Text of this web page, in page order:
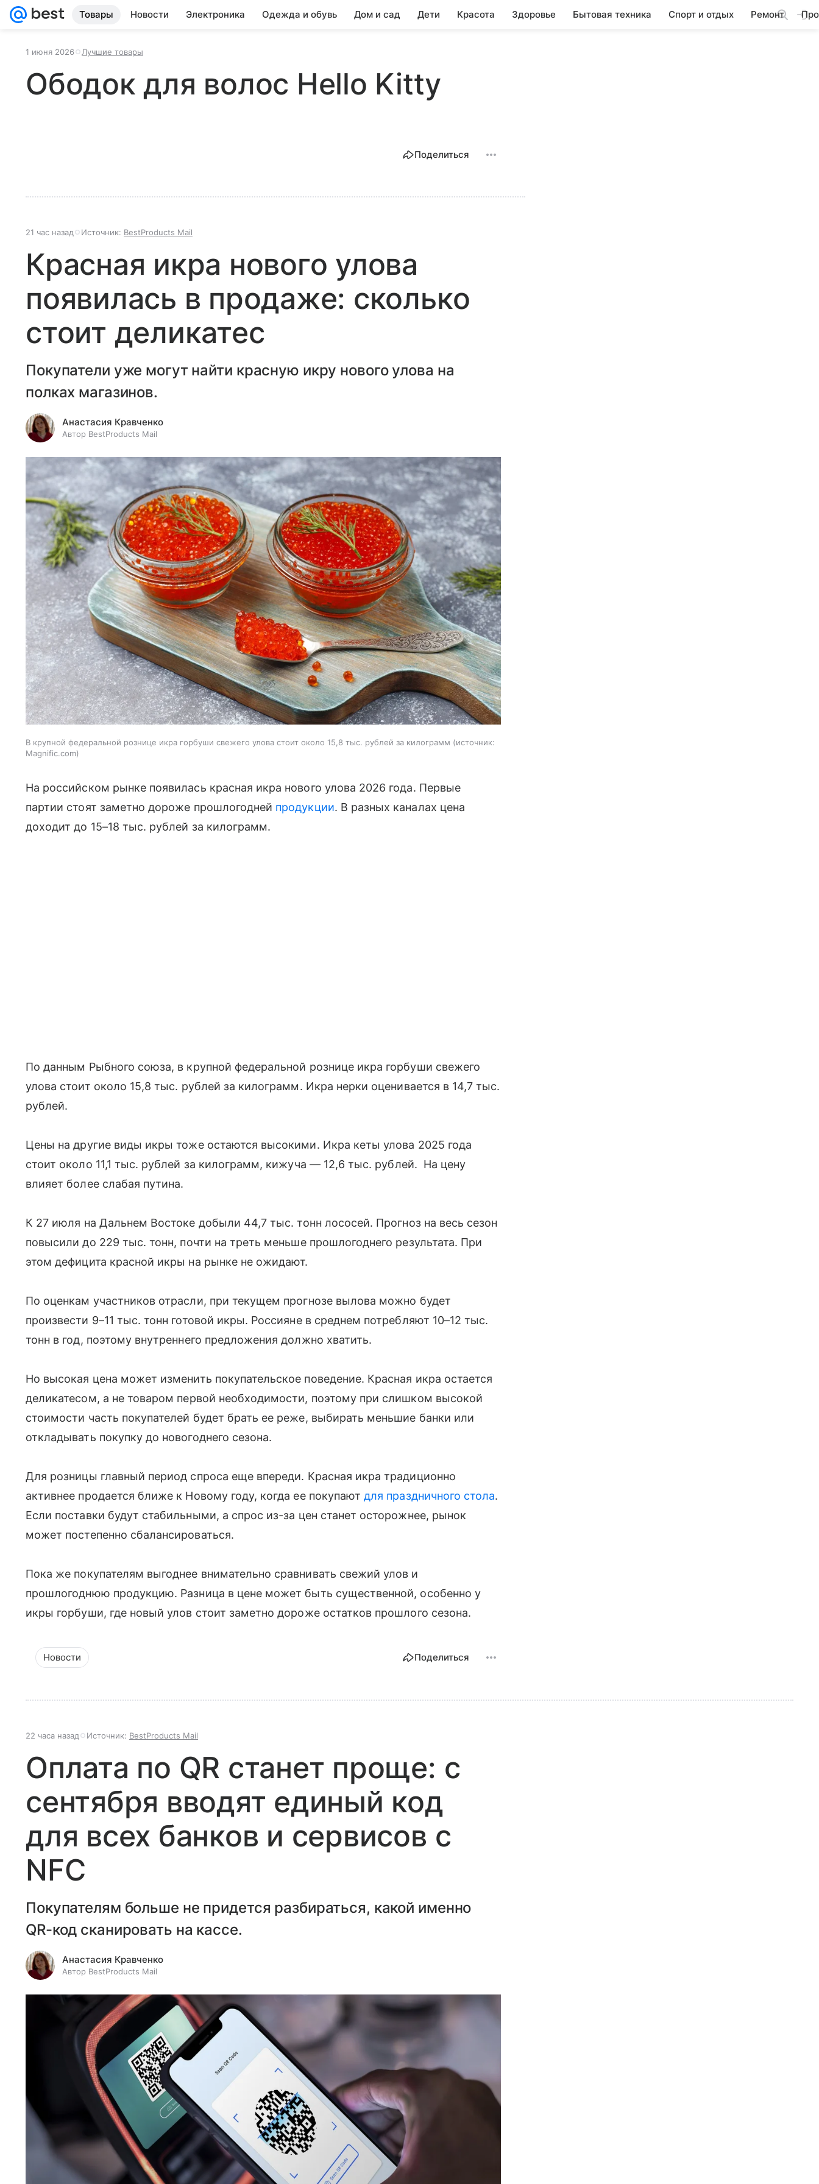
Товары Новости Электроника Одежда и обувь Дом и сад Дети Красота Здоровье Бытовая техника Спорт и отдых Ремонт
1 июня 2026 Лучшие товары
Ободок для волос Hello Kitty
Поделиться
21 час назад Источник: BestProducts Mail
Красная икра нового улова
появилась в продаже: сколько
стоит деликатес
Покупатели уже могут найти красную икру нового улова на
полках магазинов.
Анастасия Кравченко
Автор BestProducts Mail
В крупной федеральной рознице икра горбуши свежего улова стоит около 15,8 тыс. рублей за килограмм
источник:
Magnific.com
На российском рынке появилась красная икра нового улова 2026 года. Первые
партии стоят заметно дороже прошлогодней продукции. В разных каналах цена
доходит до 15–18 тыс. рублей за килограмм.
По данным Рыбного союза, в крупной федеральной рознице икра горбуши свежего
улова стоит около 15,8 тыс. рублей за килограмм. Икра нерки оценивается в 14,7 тыс.
рублей.
Цены на другие виды икры тоже остаются высокими. Икра кеты улова 2025 года
стоит около 11,1 тыс. рублей за килограмм, кижуча — 12,6 тыс. рублей. На цену
влияет более слабая путина.
К 27 июля на Дальнем Востоке добыли 44,7 тыс. тонн лососей. Прогноз на весь сезон
повысили до 229 тыс. тонн, почти на треть меньше прошлогоднего результата. При
этом дефицита красной икры на рынке не ожидают.
По оценкам участников отрасли, при текущем прогнозе вылова можно будет
произвести 9–11 тыс. тонн готовой икры. Россияне в среднем потребляют 10–12 тыс.
тонн в год, поэтому внутреннего предложения должно хватить.
Но высокая цена может изменить покупательское поведение. Красная икра остается
деликатесом, а не товаром первой необходимости, поэтому при слишком высокой
стоимости часть покупателей будет брать ее реже, выбирать меньшие банки или
откладывать покупку до новогоднего сезона.
Для розницы главный период спроса еще впереди. Красная икра традиционно
активнее продается ближе к Новому году, когда ее покупаютдля праздничного стола.
Если поставки будут стабильными, а спрос из-за цен станет осторожнее, рынок
может постепенно сбалансироваться.
Пока же покупателям выгоднее внимательно сравнивать свежий улов и
прошлогоднюю продукцию. Разница в цене может быть существенной, особенно у
икры горбуши, где новый улов стоит заметно дороже остатков прошлого сезона.
Новости Поделиться
22 часа назад Источник: BestProducts Mail
Оплата по QR станет проще: с
сентября вводят единый код
для всех банков и сервисов с
NFC
Покупателям больше не придется разбираться, какой именно
QR-код сканировать на кассе.
Анастасия Кравченко
Автор BestProducts Mail